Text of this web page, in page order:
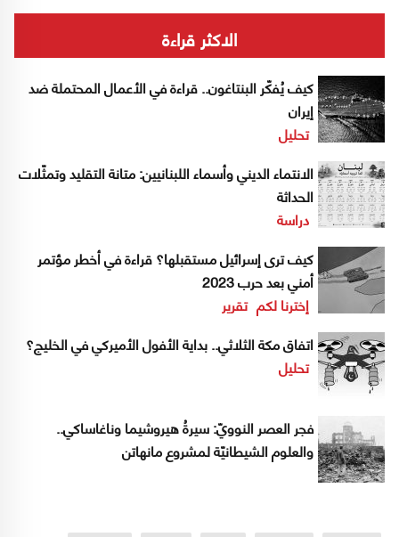
الاكثر قراءة
كيف يُفكّر البنتاغون.. قراءة في الأعمال المحتملة ضد
إيران
تحليل
الانتماء الديني وأسماء اللبنانيين: متانة التقليد وتمثّلات
الحداثة
دراسة
كيف ترى إسرائيل مستقبلها؟ قراءة في أخطر مؤتمر
أمني بعد حرب 2023
إخترنا لكم تقرير
اتفاق مكة الثلاثي.. بداية الأفول الأميركي في الخليج؟
تحليل
فجر العصر النوويّ: سيرةُ هيروشيما وناغاساكي..
والعلوم الشيطانيّة لمشروع مانهاتن